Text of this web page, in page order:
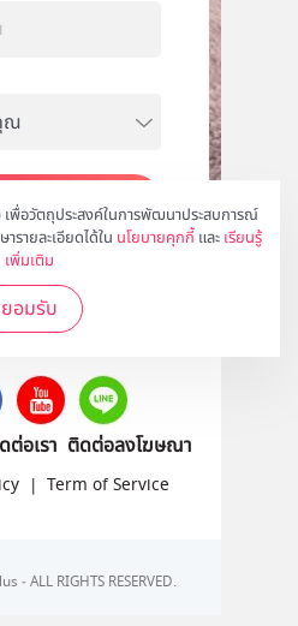
พื่อวัตถุประสงค์ในการพัฒนาประสบการณ์
รายละเอียดได้ใน นโยบายคุกกี้ และ เรียนรู้
เพิ่มเติม
ยอมรับ
สมัคร
ามเราได้ที่
ต่อเรา ติดต่อลงโฆษณา
| Term of Service
- ALL RIGHTS RESERVED.